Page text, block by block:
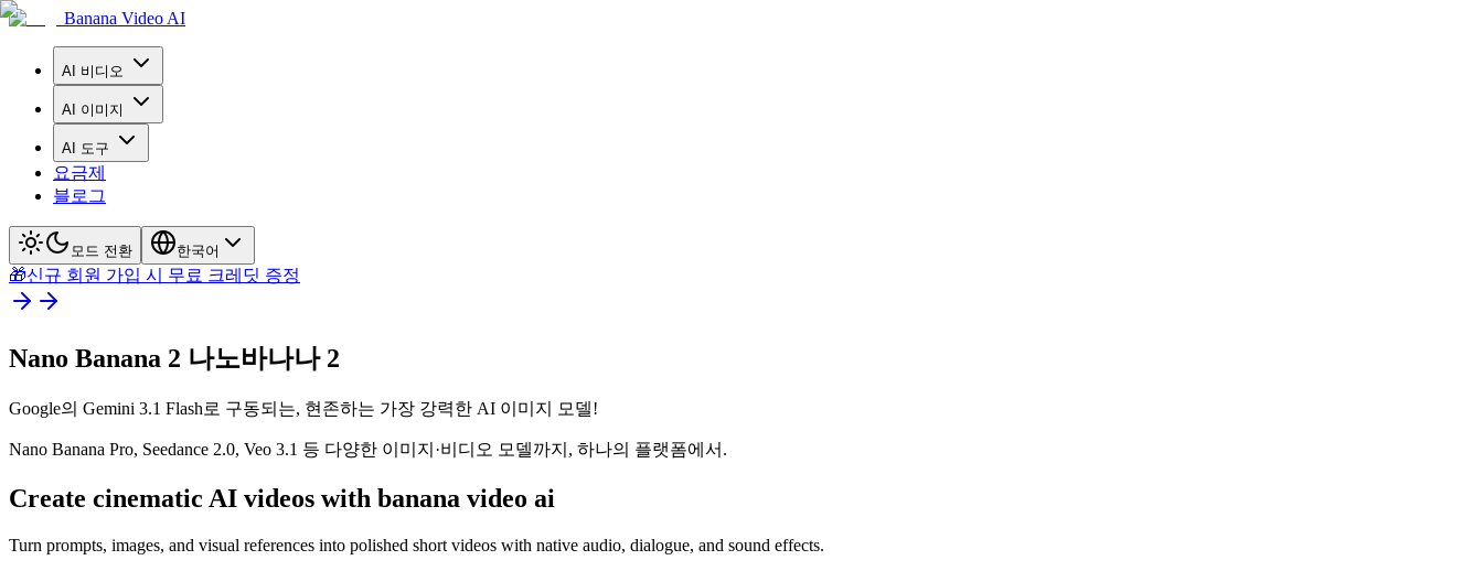
Banana Video AI
AI 비디오
AI 이미지
AI 도구
요금제
블로그
모드 전환 한국어
🎁신규 회원 가입 시 무료 크레딧 증정
Nano Banana 2 나노바나나 2
Google의 Gemini 3.1 Flash로 구동되는, 현존하는 가장 강력한 AI 이미지 모델!
Nano Banana Pro, Seedance 2.0, Veo 3.1 등 다양한 이미지·비디오 모델까지, 하나의 플랫폼에서.
Create cinematic AI videos with banana video ai
Turn prompts, images, and visual references into polished short videos with native audio, dialogue, and sound effects.